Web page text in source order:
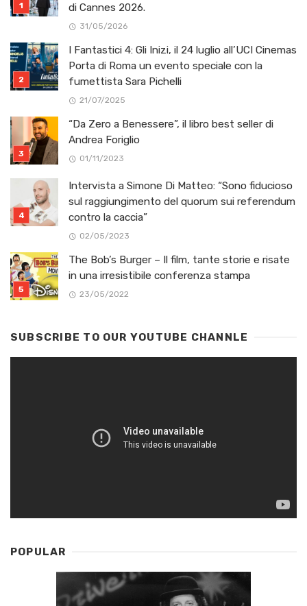
di Cannes 2026.
31/05/2026
I Fantastici 4: Gli Inizi, il 24 luglio all’UCI Cinemas
Porta di Roma un evento speciale con la
fumettista Sara Pichelli
21/07/2025
“Da Zero a Benessere”, il libro best seller di
Andrea Foriglio
01/11/2023
Intervista a Simone Di Matteo: “Sono fiducioso
sul raggiungimento del quorum sui referendum
contro la caccia”
02/05/2023
The Bob’s Burger – Il film, tante storie e risate
in una irresistibile conferenza stampa
23/05/2022
SUBSCRIBE TO OUR YOUTUBE CHANNLE
POPULAR